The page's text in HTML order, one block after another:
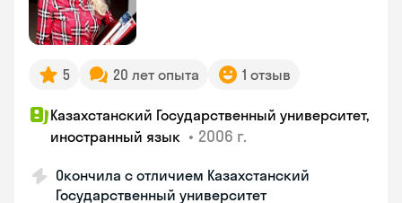
5 20 лет опыта 1 отзыв
Казахстанский Государственный университет,
иностранный язык • 2006 г.
Окончила с отличием Казахстанский
Государственный университет